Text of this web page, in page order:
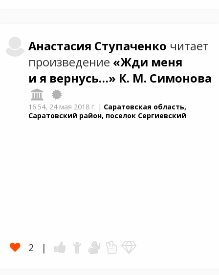
Анастасия Ступаченко читает
произведение «Жди меня
и я вернусь…» К. М. Симонова
16:54, 24 мая 2018 г. | Саратовская область,
Саратовский район, поселок Сергиевский
2